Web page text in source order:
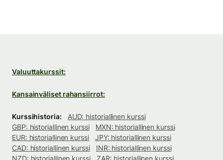
Valuuttakurssit:
Kansainväliset rahansiirrot:
Kurssihistoria:
AUD: historiallinen kurssi
GBP: historiallinen kurssi
MXN: historiallinen kurssi
EUR: historiallinen kurssi
JPY: historiallinen kurssi
CAD: historiallinen kurssi
INR: historiallinen kurssi
NZD: historiallinen kurssi
ZAR: historiallinen kurssi